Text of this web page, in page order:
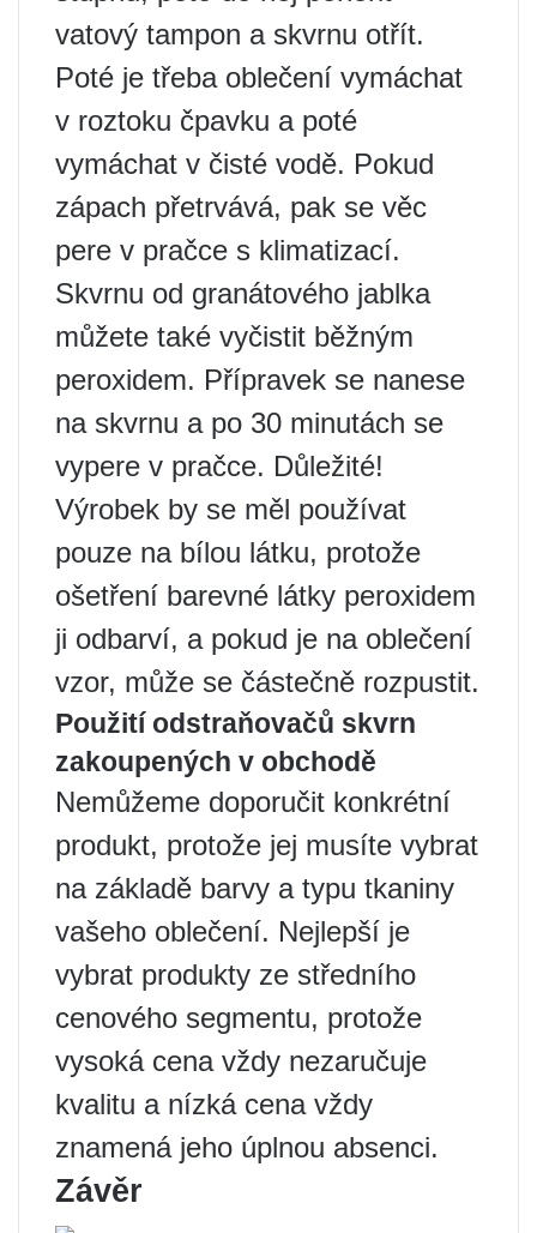
vatový tampon a skvrnu otřít.
Poté je třeba oblečení vymáchat
v roztoku čpavku a poté
vymáchat v čisté vodě. Pokud
zápach přetrvává, pak se věc
pere v pračce s klimatizací.
Skvrnu od granátového jablka
můžete také vyčistit běžným
peroxidem. Přípravek se nanese
na skvrnu a po 30 minutách se
vypere v pračce. Důležité!
Výrobek by se měl používat
pouze na bílou látku, protože
ošetření barevné látky peroxidem
ji odbarví, a pokud je na oblečení
vzor, ​​může se částečně rozpustit.
Použití odstraňovačů skvrn
zakoupených v obchodě
Nemůžeme doporučit konkrétní
produkt, protože jej musíte vybrat
na základě barvy a typu tkaniny
vašeho oblečení. Nejlepší je
vybrat produkty ze středního
cenového segmentu, protože
vysoká cena vždy nezaručuje
kvalitu a nízká cena vždy
znamená jeho úplnou absenci.
Závěr